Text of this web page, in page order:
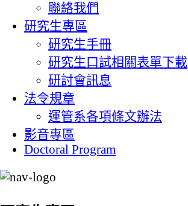
聯絡我們
研究生專區
研究生手冊
研究生口試相關表單下載
研討會訊息
法令規章
運管系各項條文辦法
影音專區
Doctoral Program
:::